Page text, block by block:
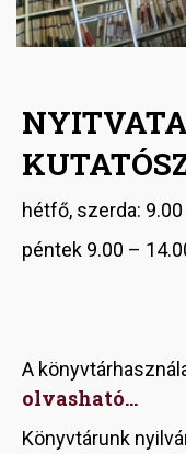
hétfő, szerda:
péntek 9.00 –
A
olvasható...
Könyvtárunk